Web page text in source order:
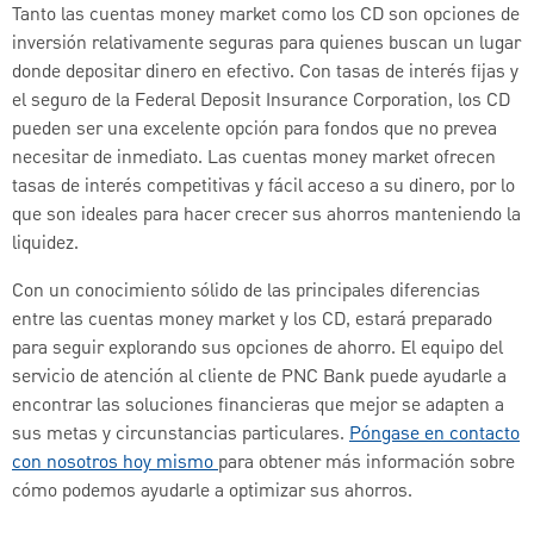
Tanto las cuentas money market como los CD son opciones de
inversión relativamente seguras para quienes buscan un lugar
donde depositar dinero en efectivo. Con tasas de interés fijas y
el seguro de la Federal Deposit Insurance Corporation, los CD
pueden ser una excelente opción para fondos que no prevea
necesitar de inmediato. Las cuentas money market ofrecen
tasas de interés competitivas y fácil acceso a su dinero, por lo
que son ideales para hacer crecer sus ahorros manteniendo la
liquidez.
Con un conocimiento sólido de las principales diferencias
entre las cuentas money market y los CD, estará preparado
para seguir explorando sus opciones de ahorro. El equipo del
servicio de atención al cliente de PNC Bank puede ayudarle a
encontrar las soluciones financieras que mejor se adapten a
sus metas y circunstancias particulares. Póngase en contacto
con nosotros hoy mismopara obtener más información sobre
cómo podemos ayudarle a optimizar sus ahorros.